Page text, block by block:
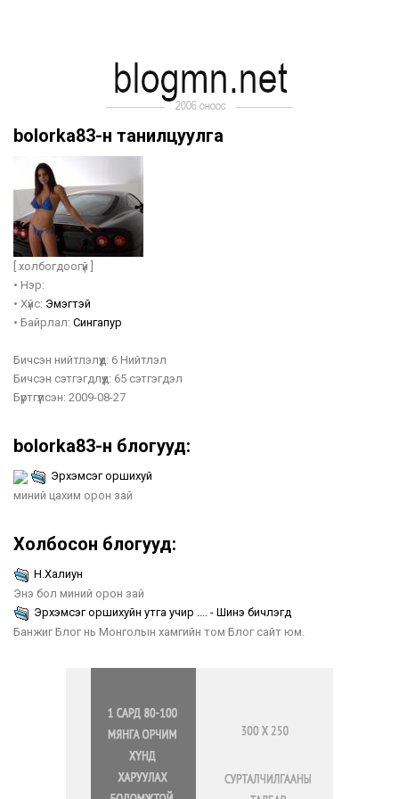
bolorka83-н танилцуулга
[ холбогдоогүй ]
• Нэр:
• Хүйс: Эмэгтэй
• Байрлал: Сингапур
Бичсэн нийтлэлүүд: 6 Нийтлэл
Бичсэн сэтгэгдлүүд: 65 сэтгэгдэл
Бүртгүүлсэн: 2009-08-27
bolorka83-н блогууд:
Эрхэмсэг оршихуй
миний цахим орон зай
Холбосон блогууд:
Н.Халиун
Энэ бол миний орон зай
Эрхэмсэг оршихуйн утга учир .... - Шинэ бичлэгүүд
Банжиг Блог нь Монголын хамгийн том Блог сайт юм.